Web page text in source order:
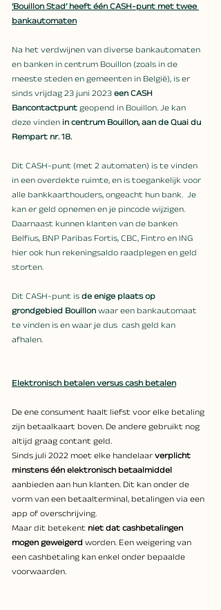
‘Bouillon Stad’ heeft één CASH-punt met twee
bankautomaten
Na het verdwijnen van diverse bankautomaten
en banken in centrum Bouillon (zoals in de
meeste steden en gemeenten in België), is er
sinds vrijdag 23 juni 2023 een CASH
Bancontactpunt geopend in Bouillon. Je kan
deze vinden in centrum Bouillon, aan de Quai du
Rempart nr. 18.
Dit CASH-punt (met 2 automaten) is te vinden
in een overdekte ruimte, en is toegankelijk voor
alle bankkaarthouders, ongeacht hun bank.  Je
kan er geld opnemen en je pincode wijzigen.
Daarnaast kunnen klanten van de banken
Belfius, BNP Paribas Fortis, CBC, Fintro en ING
hier ook hun rekeningsaldo raadplegen en geld
storten.
Dit CASH-punt is de enige plaats op
grondgebied Bouillon waar een bankautomaat
te vinden is en waar je dus  cash geld kan
afhalen.
Elektronisch betalen versus cash betalen
De ene consument haalt liefst voor elke betaling
zijn betaalkaart boven. De andere gebruikt nog
altijd graag contant geld.
Sinds juli 2022 moet elke handelaar verplicht
minstens één elektronisch betaalmiddel
aanbieden aan hun klanten. Dit kan onder de
vorm van een betaalterminal, betalingen via een
app of overschrijving.
Maar dit betekent niet dat cashbetalingen
mogen geweigerd worden. Een weigering van
een cashbetaling kan enkel onder bepaalde
voorwaarden.